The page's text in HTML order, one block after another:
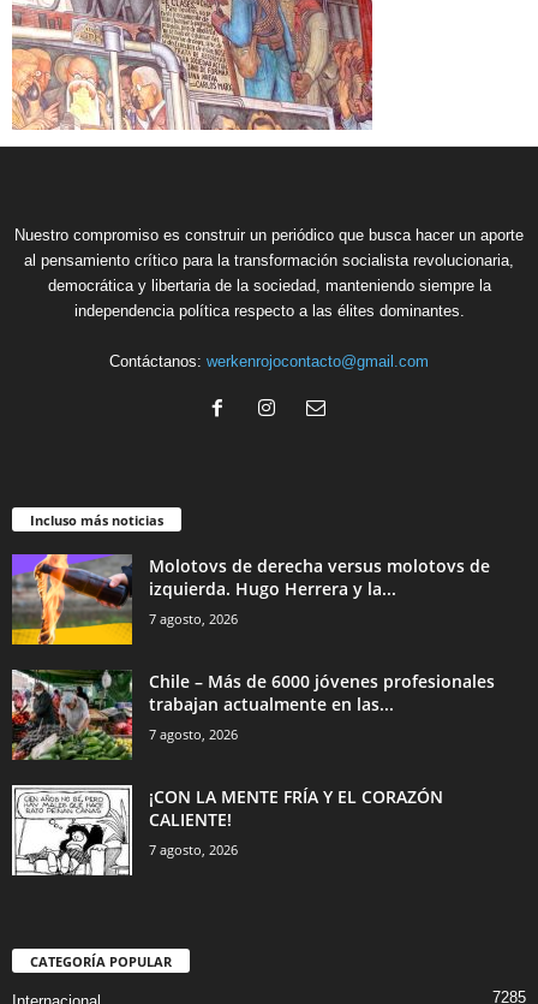
Nuestro compromiso es construir un periódico que busca hacer un aporte
al pensamiento crítico para la transformación socialista revolucionaria,
democrática y libertaria de la sociedad, manteniendo siempre la
independencia política respecto a las élites dominantes.
Contáctanos: werkenrojocontacto@gmail.com
Incluso más noticias
Molotovs de derecha versus molotovs de
izquierda. Hugo Herrera y la...
7 agosto, 2026
Chile – Más de 6000 jóvenes profesionales
trabajan actualmente en las...
7 agosto, 2026
¡CON LA MENTE FRÍA Y EL CORAZÓN
CALIENTE!
7 agosto, 2026
CATEGORÍA POPULAR
7285